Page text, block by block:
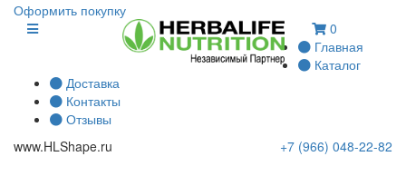
Оформить покупку
0
Главная
Каталог
Доставка
Контакты
Отзывы
www.HLShape.ru +7 (966) 048-22-82